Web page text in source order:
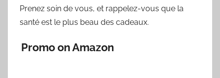
Prenez soin de vous, et rappelez-vous que la
santé est le plus beau des cadeaux.
Promo on Amazon